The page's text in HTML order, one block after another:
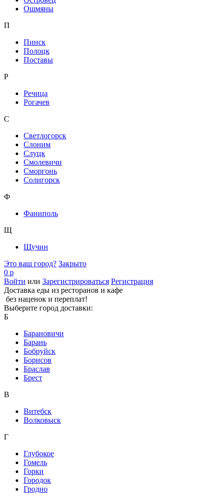
Ошмяны
П
Пинск
Полоцк
Поставы
Р
Речица
Рогачев
С
Светлогорск
Слоним
Слуцк
Смолевичи
Сморгонь
Солигорск
Ф
Фаниполь
Щ
Щучин
Это ваш город? Закрыто
0 р
Войти или Зарегистрироваться Регистрация
Доставка еды из ресторанов и кафе
без наценок и переплат!
Выберите город доставки:
Б
Барановичи
Барань
Бобруйск
Борисов
Браслав
Брест
В
Витебск
Волковыск
Г
Глубокое
Гомель
Горки
Городок
Гродно